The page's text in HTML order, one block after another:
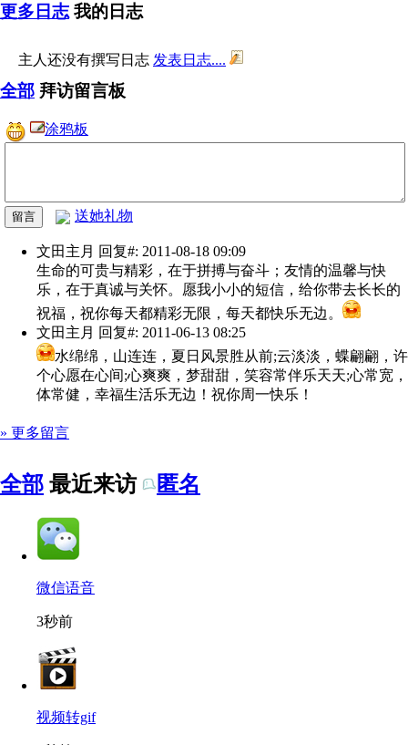
更多日志 我的日志
主人还没有撰写日志 发表日志....
全部 拜访留言板
涂鸦板
送她礼物
文田主月 回复#: 2011-08-18 09:09
生命的可贵与精彩，在于拼搏与奋斗；友情的温馨与快
乐，在于真诚与关怀。愿我小小的短信，给你带去长长的
祝福，祝你每天都精彩无限，每天都快乐无边。
文田主月 回复#: 2011-06-13 08:25
水绵绵，山连连，夏日风景胜从前;云淡淡，蝶翩翩，许
个心愿在心间;心爽爽，梦甜甜，笑容常伴乐天天;心常宽，
体常健，幸福生活乐无边！祝你周一快乐！
» 更多留言
全部 最近来访 匿名
微信语音
3秒前
视频转gif